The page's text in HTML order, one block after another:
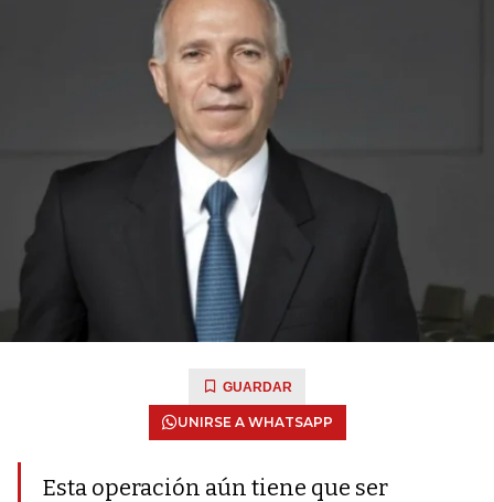
GUARDAR
UNIRSE A WHATSAPP
Esta operación aún tiene que ser